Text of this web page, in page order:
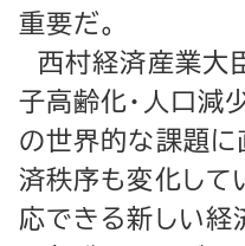
重要だ。
西村経済産業大
子高齢化・人口減
の世界的な課題に
済秩序も変化して
応できる新しい経